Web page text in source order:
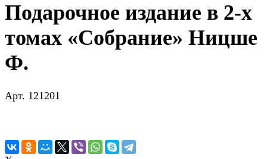
Подарочное издание в 2-х
томах «Собрание» Ницше
Ф.
Арт. 121201